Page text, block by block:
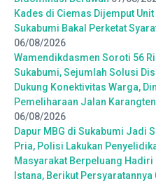
Kades di Ciemas Dijemput
Sukabumi Bakal Perketat
06/08/2026
Wamendikdasmen Soroti 56
Sukabumi, Sejumlah Solusi
Dukung Konektivitas Warga,
Pemeliharaan Jalan
06/08/2026
Dapur MBG di Sukabumi Jadi
Pria, Polisi Lakukan
Masyarakat Berpeluang
Istana, Berikut Persyaratannya